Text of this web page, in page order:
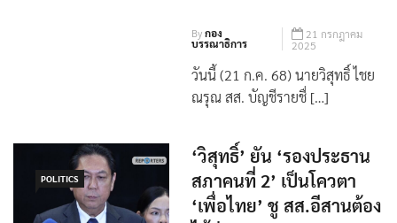
Byกอง
บรรณาธิการ
21 กรกฎาคม
2025
วันนี้ (21 ก.ค. 68) นายวิสุทธิ์ ไชย
ณรุณ สส. บัญชีรายชื่ […]
POLITICS
‘วิสุทธิ์’ ยัน ‘รองประธาน
สภาคนที่ 2’ เป็นโควตา
‘เพื่อไทย’ ชู สส.อีสานต้อง